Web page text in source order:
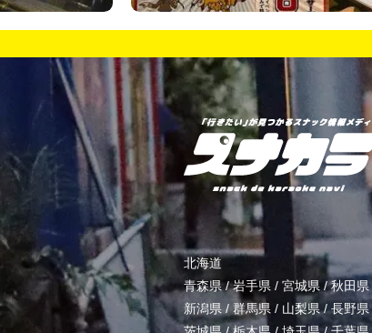
北海道
青森県/岩手県 / 宮城県 /秋田県
新潟県 / 群馬県 / 山梨県/長野県